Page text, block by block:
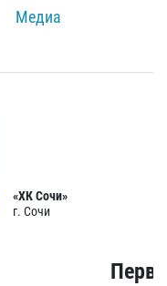
Медиа
«ХК Сочи»
г. Сочи